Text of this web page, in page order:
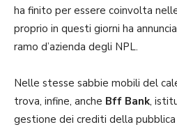
ha finito per essere coinvolta
proprio in questi giorni ha
ramo d’azienda degli NPL.
Nelle stesse sabbie mobili del
trova, infine, anche Bff Bank,
gestione dei crediti della